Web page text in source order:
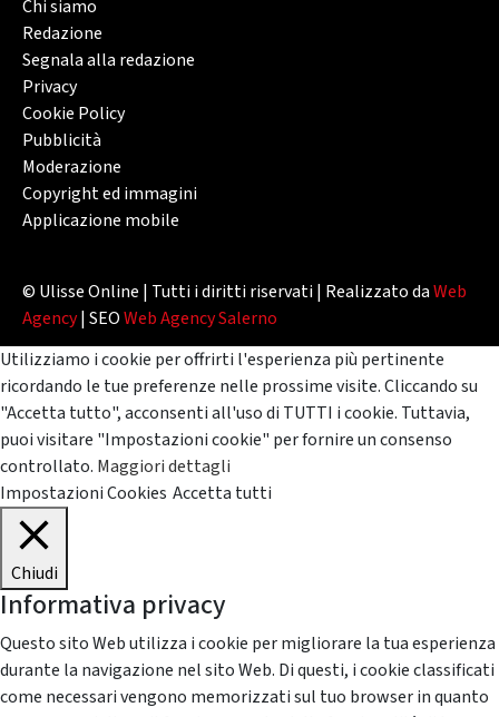
Chi siamo
Redazione
Segnala alla redazione
Privacy
Cookie Policy
Pubblicità
Moderazione
Copyright ed immagini
Applicazione mobile
© Ulisse Online | Tutti i diritti riservati | Realizzato daWeb
Agency| SEOWeb Agency Salerno
Utilizziamo i cookie per offrirti l'esperienza più pertinente
ricordando le tue preferenze nelle prossime visite. Cliccando su
"Accetta tutto", acconsenti all'uso di TUTTI i cookie. Tuttavia,
puoi visitare "Impostazioni cookie" per fornire un consenso
controllato. Maggiori dettagli
Impostazioni Cookies Accetta tutti
Chiudi
Informativa privacy
Questo sito Web utilizza i cookie per migliorare la tua esperienza
durante la navigazione nel sito Web. Di questi, i cookie classificati
come necessari vengono memorizzati sul tuo browser in quanto